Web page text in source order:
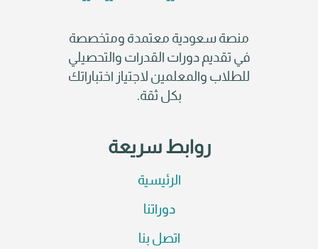
منصة سعودية معتمدة ومتخصصة
في تقديم دورات القدرات والتحصيلي
للطلاب والمعلمين لاجتياز اختباراتك
بكل ثقة.
روابط سريعة
الرئيسية
دوراتنا
اتصل بنا